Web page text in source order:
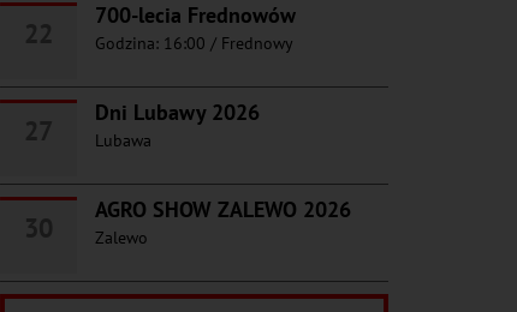
700-lecia Frednowów
Godzina: 16:00 / Frednowy
Dni Lubawy 2026
Lubawa
AGRO SHOW ZALEWO 2026
Zalewo